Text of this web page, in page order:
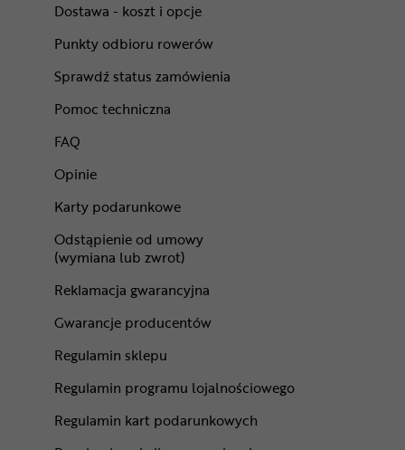
Dostawa - koszt i opcje
Punkty odbioru rowerów
Sprawdź status zamówienia
Pomoc techniczna
FAQ
Opinie
Karty podarunkowe
Odstąpienie od umowy
(wymiana lub zwrot)
Reklamacja gwarancyjna
Gwarancje producentów
Regulamin sklepu
Regulamin programu lojalnościowego
Regulamin kart podarunkowych